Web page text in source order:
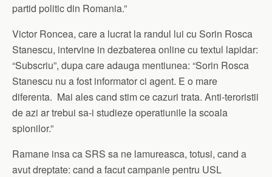
partid politic din Romania.”
Victor Roncea, care a lucrat la randul lui cu Sorin Rosca
Stanescu, intervine in dezbaterea online cu textul lapidar:
“Subscriu”, dupa care adauga mentiunea: “Sorin Rosca
Stanescu nu a fost informator ci agent. E o mare
diferenta. Mai ales cand stim ce cazuri trata. Anti-teroristii
de azi ar trebui sa-i studieze operatiunile la scoala
spionilor.”
Ramane insa ca SRS sa ne lamureasca, totusi, cand a
avut dreptate: cand a facut campanie pentru USL